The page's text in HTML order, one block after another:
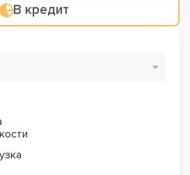
В кредит